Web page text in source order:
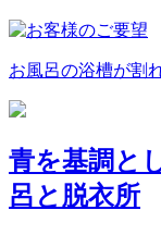
お風呂の浴槽が割
青を基調と
呂と脱衣所